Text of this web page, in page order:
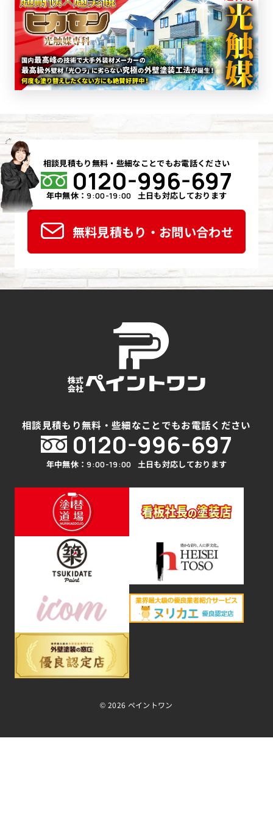
相談見積もり無料・些細なことでもお電話ください
0120-996-697
年中無休：9:00-19:00 土日も対応しております
無料見積もり・お問い合わせ
相談見積もり無料・些細なことでもお電話ください
0120-996-697
年中無休：9:00-19:00 土日も対応しております
© 2026 ペイントワン